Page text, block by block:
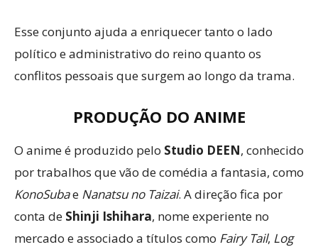
Esse conjunto ajuda a enriquecer tanto o lado
político e administrativo do reino quanto os
conflitos pessoais que surgem ao longo da trama.
PRODUÇÃO DO ANIME
O anime é produzido pelo Studio DEEN, conhecido
por trabalhos que vão de comédia a fantasia, como
KonoSubae Nanatsu no Taizai. A direção fica por
conta de Shinji Ishihara, nome experiente no
mercado e associado a títulos como Fairy Tail, Log